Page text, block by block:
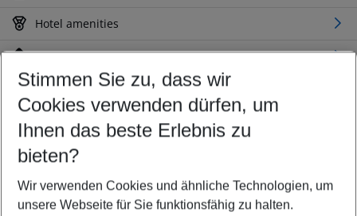
Hotel amenities
Location
Customize your offer
Find the perfect deal which suits your best
Your departure airport
Any airport
Select your date range
10/08/26–08/08/27 5-8 nights
Stimmen Sie zu, dass wir
Cookies verwenden dürfen, um
Ihnen das beste Erlebnis zu
bieten?
Wir verwenden Cookies und ähnliche Technologien, um
unsere Webseite für Sie funktionsfähig zu halten.